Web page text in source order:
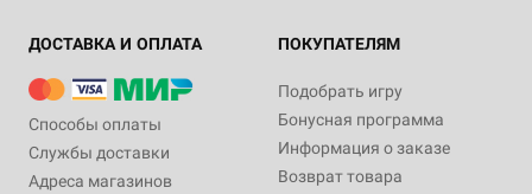
ДОСТАВКА И ОПЛАТА
Способы оплаты
Службы доставки
Адреса магазинов
ПОКУПАТЕЛЯМ
Подобрать игру
Бонусная программа
Информация о заказе
Возврат товара